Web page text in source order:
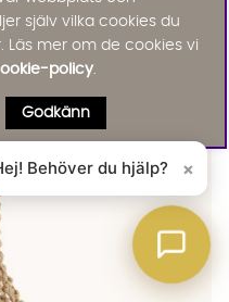
själv vilka cookies du
mer om de cookies vi
policy.
Godkänn
Behöver du hjälp? ×